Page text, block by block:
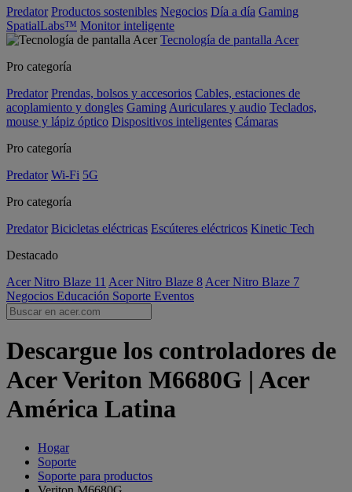
Predator Productos sostenibles Negocios Día a día Gaming
SpatialLabs™ Monitor inteligente
Tecnología de pantalla Acer
Pro categoría
Predator Prendas, bolsos y accesorios Cables, estaciones de
acoplamiento y dongles Gaming Auriculares y audio Teclados,
mouse y lápiz óptico Dispositivos inteligentes Cámaras
Pro categoría
Predator Wi-Fi 5G
Pro categoría
Predator Bicicletas eléctricas Escúteres eléctricos Kinetic Tech
Destacado
Acer Nitro Blaze 11 Acer Nitro Blaze 8 Acer Nitro Blaze 7
Negocios Educación Soporte Eventos
Descargue los controladores de
Acer Veriton M6680G | Acer
América Latina
Hogar
Soporte
Soporte para productos